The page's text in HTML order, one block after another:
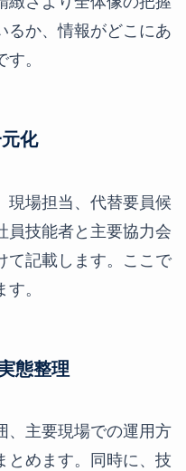
るか、情報がどこにあ
。
化
現場担当、代替要員候
員技能者と主要協力会
て記載します。ここで
。
態整理
、主要現場での運用方
とめます。同時に、技